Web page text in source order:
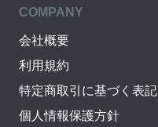
COMPANY
会社概要
利用規約
特定商取引に基づく表記
個人情報保護方針